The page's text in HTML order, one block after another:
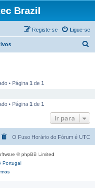
Brazil
Ligue-se
Registe-se
s
r
• Página 1 de 1
• Página 1 de 1
Ir para
O Fuso Horário do Fórum é UTC
© phpBB Limited
Portugal